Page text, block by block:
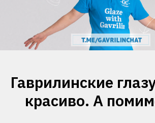
Гаврилинские
красиво. А